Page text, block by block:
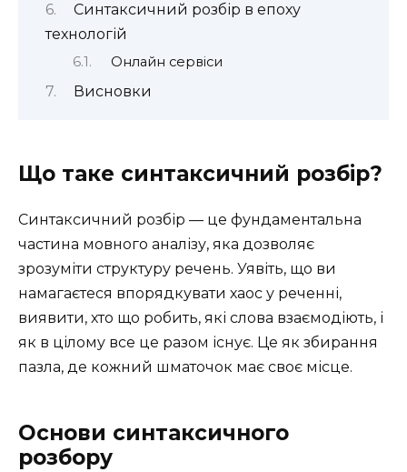
Синтаксичний розбір в епоху
технологій
Онлайн сервіси
Висновки
Що таке синтаксичний розбір?
Синтаксичний розбір — це фундаментальна
частина мовного аналізу, яка дозволяє
зрозуміти структуру речень. Уявіть, що ви
намагаєтеся впорядкувати хаос у реченні,
виявити, хто що робить, які слова взаємодіють, і
як в цілому все це разом існує. Це як збирання
пазла, де кожний шматочок має своє місце.
Основи синтаксичного
розбору